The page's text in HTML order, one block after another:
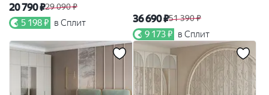
20 790 ₽29 090 ₽
5 198 ₽ в Сплит 36 690 ₽51 390 ₽
9 173 ₽ в Сплит